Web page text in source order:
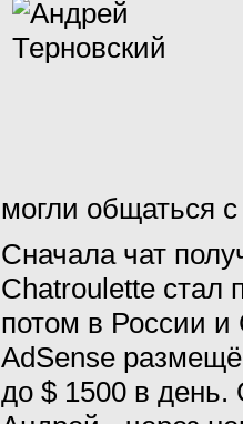
могли общаться
Сначала чат
Chatroulette стал
потом в России
AdSense
до $ 1500 в день.